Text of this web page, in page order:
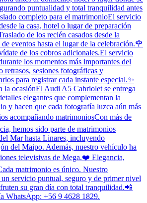
puntualidad y total tranquilidad antes
completo para el matrimonioEl servicio
la casa, hotel o lugar de preparación
de los recién casados desde la
eventos hasta el lugar de la celebración.🌹
de los cobros adicionales.El servicio
los momentos más importantes del
sesiones fotográficas y
para registrar cada instante especial.✨
la ocasiónEl Audi A5 Cabriolet se entrega
elegantes que complementan la
y hacen que cada fotografía luzca aún más
acompañando matrimoniosCon más de
hemos sido parte de matrimonios
Mar hasta Linares, incluyendo
del Maipo. Además, nuestro vehículo ha
televisivas de Mega.❤️ Elegancia,
matrimonio es único. Nuestro
servicio puntual, seguro y de primer nivel
su gran día con total tranquilidad.📲
WhatsApp: +56 9 4628 1829.